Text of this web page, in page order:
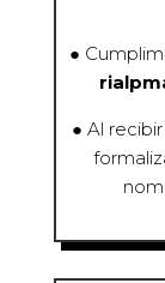
●
● Al